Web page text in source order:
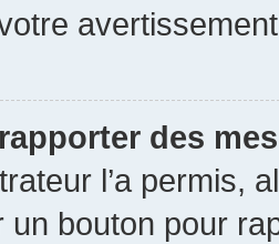
des
l’a permis,
un bouton pour